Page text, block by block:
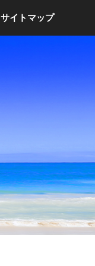
サイトマップ